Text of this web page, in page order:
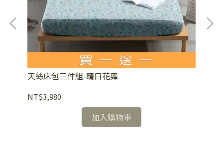
天絲床包三件組-晴日花舞
NT$3,980
加入購物車